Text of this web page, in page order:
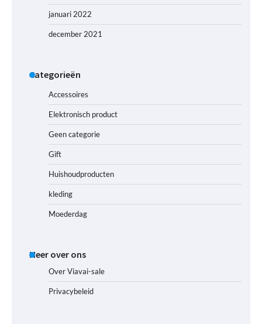
januari 2022
december 2021
Categorieën
Accessoires
Elektronisch product
Geen categorie
Gift
Huishoudproducten
kleding
Moederdag
Meer over ons
Over Viavai-sale
Privacybeleid